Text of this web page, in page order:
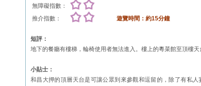
無障礙指數：
推介指數：
遊覽時間：約15分鐘
短評：
地下的餐廳有樓梯，輪椅使用者無法進入。樓上的粵菜館至頂樓
小貼士：
和昌大押的頂層天台是可讓公眾到來參觀和逗留的，除了有私